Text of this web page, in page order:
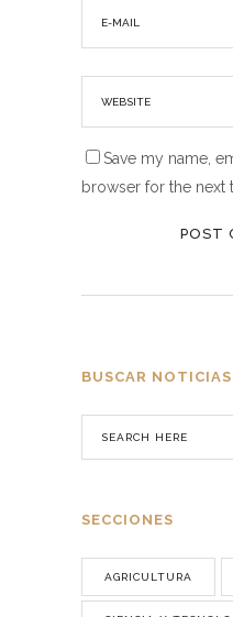
Save my name,
browser for the next
BUSCAR NOTICIAS
SECCIONES
AGRICULTURA